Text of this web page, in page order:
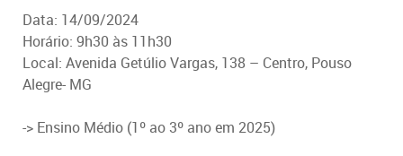
Data: 14/09/2024
Horário: 9h30 às 11h30
Local: Avenida Getúlio Vargas, 138 – Centro, Pouso
Alegre- MG
-> Ensino Médio (1º ao 3º ano em 2025)